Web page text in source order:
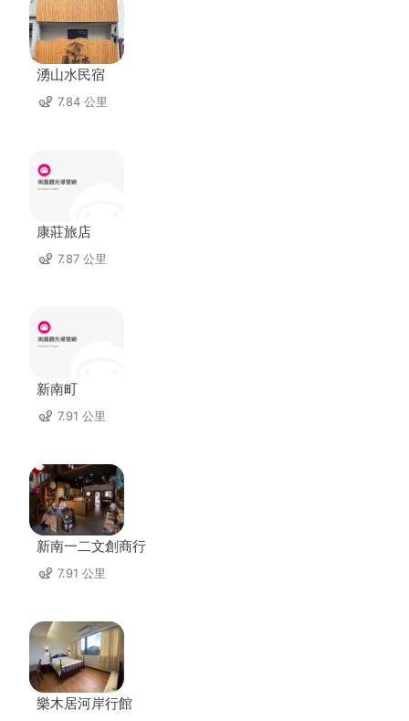
湧山水民宿
7.84 公里
康莊旅店
7.87 公里
新南町
7.91 公里
新南一二文創商行
7.91 公里
樂木居河岸行館